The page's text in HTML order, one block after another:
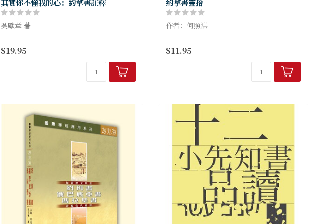
其實你不懂我的心：約拿書註釋
吳獻章 著
俱全」，內中更有著豐富的神學「維他
命」：審判、神權、悔改、恩典、寬恕、死
亡、復活、創造和宣教等信息。讓我...
$19.95
約拿書靈拾
作者：何照洪
及人性，非常豐富精采。
透過《約拿書靈拾》詳盡的剖析，你必能體
會神心意，明白神的用心良苦；你必願意
$11.95